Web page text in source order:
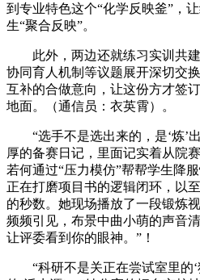
到专业特色这个“化学反映釜”，
生“聚合反映”。
此外，两边还就练习实训共建
协同育人机制等议题展开深切交
互补的合做意向，让这份方才签
地面。（通信员：衣英霄）。
“选手不是选出来的，是‘炼’
厚的备赛日记，里面记实着从院
若何通过“压力模仿”帮帮学生降
正在打磨项目书的逻辑闭环，以
的秒数。她现场播放了一段锻炼
频频引见，布景中曲小萌的声音
让评委看到你的眼神。”！
“科研不是关正在尝试室里的‘